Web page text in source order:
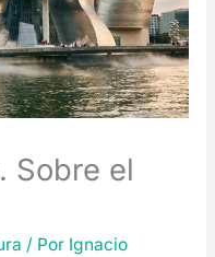
Sobre el
/ Por Ignacio